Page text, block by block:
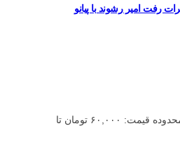
رفت امیر رشوند با پیانو
محدوده قیمت: ۶۰,۰۰۰ تومان تا